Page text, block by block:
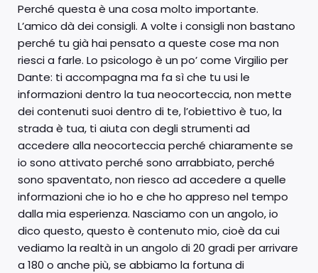
Perché questa è una cosa molto importante.
L’amico dà dei consigli. A volte i consigli non bastano
perché tu già hai pensato a queste cose ma non
riesci a farle. Lo psicologo è un po’ come Virgilio per
Dante: ti accompagna ma fa sì che tu usi le
informazioni dentro la tua neocorteccia, non mette
dei contenuti suoi dentro di te, l’obiettivo è tuo, la
strada è tua, ti aiuta con degli strumenti ad
accedere alla neocorteccia perché chiaramente se
io sono attivato perché sono arrabbiato, perché
sono spaventato, non riesco ad accedere a quelle
informazioni che io ho e che ho appreso nel tempo
dalla mia esperienza. Nasciamo con un angolo, io
dico questo, questo è contenuto mio, cioè da cui
vediamo la realtà in un angolo di 20 gradi per arrivare
a 180 o anche più, se abbiamo la fortuna di